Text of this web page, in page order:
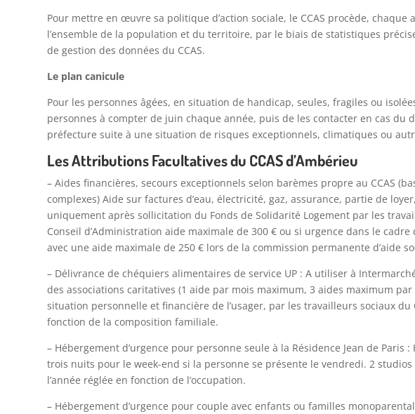
Pour mettre en œuvre sa politique d’action sociale, le CCAS procède, chaque
l’ensemble de la population et du territoire, par le biais de statistiques
de gestion des données du CCAS.
Le plan canicule
Pour les personnes âgées, en situation de handicap, seules, fragiles ou
personnes à compter de juin chaque année, puis de les contacter en cas du
préfecture suite à une situation de risques exceptionnels, climatiques ou
Les Attributions Facultatives du CCAS d’Ambérieu
– Aides financières, secours exceptionnels selon barèmes propre au CCAS
complexes) Aide sur factures d’eau, électricité, gaz, assurance, partie de
uniquement après sollicitation du Fonds de Solidarité Logement par les
Conseil d’Administration aide maximale de 300 € ou si urgence dans le
avec une aide maximale de 250 € lors de la commission permanente d’aide
– Délivrance de chéquiers alimentaires de service UP : A utiliser à
des associations caritatives (1 aide par mois maximum, 3 aides maximum
situation personnelle et financière de l’usager, par les travailleurs sociaux du
fonction de la composition familiale.
– Hébergement d’urgence pour personne seule à la Résidence Jean de
trois nuits pour le week-end si la personne se présente le vendredi. 2 studios
l’année réglée en fonction de l’occupation.
– Hébergement d’urgence pour couple avec enfants ou familles